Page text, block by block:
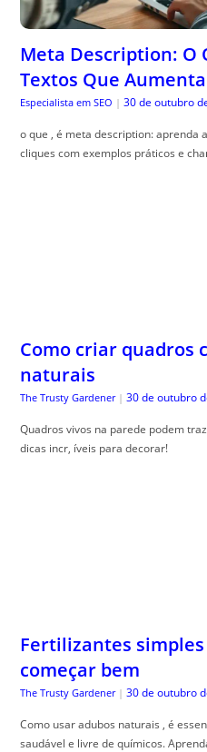
Meta Description: O
Textos Que
Especialista em SEO | 30 de outubro
o que , é meta description: aprenda
cliques com exemplos práticos e
Como criar quadros
naturais
The Trusty Gardener | 30 de outubro
Quadros vivos na parede podem
dicas incr, íveis para decorar!
Fertilizantes
começar bem
The Trusty Gardener | 30 de outubro
Como usar adubos naturais , é
saudável e livre de químicos.